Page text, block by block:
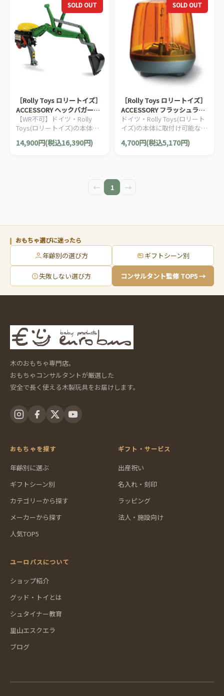
SOLD OUT
［Rolly Toys ロリートイズ］
ACCESSORY ヘックバガー
Green
【WR不可】ドイツ・Rolly
Toys(ロリートイズ)の本体に
取付け可能なアクセサリーで
す。ジョンディアーグリーン
14,900円(税込16,390円)
SOLD OUT
［Rolly Toys ロリートイズ］
ACCESSORY フラッシュライ
ト
ドイツ・Rolly Toys(ロリート
イズ)の本体に取付け可能なア
クセサリーです。楽しい“現
場”であることを周囲に知ら
4,700円(税込5,170円)
← 1 →
おもちゃ選びに迷ったら
年齢別の選び方 ギフトシーン別
失敗しない選び方 コンサルタント監修 TOP5 →
木のおもちゃ専門店。
おもちゃコンサルタントが厳選した
安全で長く使える木製玩具をお届けします。
おもちゃを探す
年齢別に選ぶ
ギフトシーン別
カテゴリーから探す
メーカーから探す
人気TOP5
ギフト・サービス
出産祝い
名入れ・刻印
ラッピング
法人・施設向け
ユーロバスについて
ショップ紹介
グッド・トイとは
シュタイナー教育
里山エスクエラ
ブログ